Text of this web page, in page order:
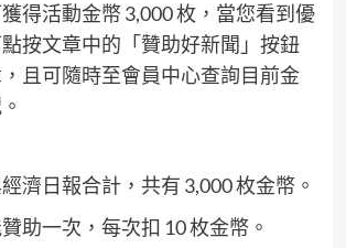
得活動金幣 3,000 枚，當您看到優
按文章中的「贊助好新聞」按鈕
且可隨時至會員中心查詢目前金
濟日報合計，共有 3,000 枚金幣。
助一次，每次扣 10 枚金幣。